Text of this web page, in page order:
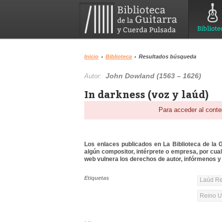
Inicio › Biblioteca › Resultados búsqueda
Autor:John Dowland (1563 – 1626)
In darkness (voz y laúd)
Para acceder al
Los enlaces publicados en La Biblioteca de la
algún compositor, intérprete o empresa, por
web vulnera los derechos de autor, infórmenos
Etiquetas Laúd
Reino